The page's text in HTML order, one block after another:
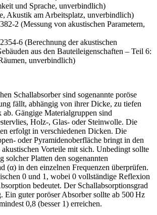
und Sprache, unverbindlich)
Akustik am Arbeitsplatz, unverbindlich)
2 (Messung von akustischen Parametern,
6 (Berechnung der akustischen
aus den Bauteileigenschaften – Teil 6:
unverbindlich)
Schallabsorber sind sogenannte poröse
fällt, abhängig von ihrer Dicke, zu tiefen
ab. Gängige Materialgruppen sind
Holz-, Glas- oder Steinwolle. Die
erfolgt in verschiedenen Dicken. Die
oder Pyramidenoberfläche bringt in den
Vorteile mit sich. Unbedingt sollte
solcher Platten den sogenannten
(α) in den einzelnen Frequenzen überprüfen.
0 und 1, wobei 0 vollständige Reflexion
bedeutet. Der Schallabsorptionsgrad
Ein guter poröser Absorber sollte ab 500 Hz
0,8 (besser 1) erreichen.